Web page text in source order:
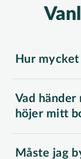
Hur
Vad händer
höjer mitt
Måste jag